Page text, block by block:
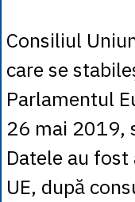
Consiliul
care se
Parlamentul
26 mai 2019,
Datele au
UE, după